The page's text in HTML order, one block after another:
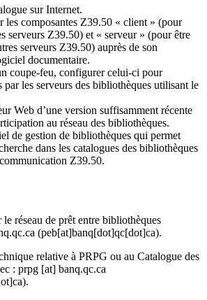
sur Internet.
les composantes Z39.50 « client » (pour
serveurs Z39.50) et « serveur » (pour être
serveurs Z39.50) auprès de son
documentaire.
coupe-feu, configurer celui-ci pour
par les serveurs des bibliothèques utilisant le
Web d’une version suffisamment récente
au réseau des bibliothèques.
de gestion de bibliothèques qui permet
dans les catalogues des bibliothèques
Z39.50.
réseau de prêt entre bibliothèques
(peb[at]banq[dot]qc[dot]ca).
relative à PRPG ou au Catalogue des
: prpg [at] banq.qc.ca
.